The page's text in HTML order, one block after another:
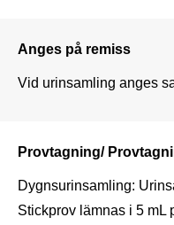
Anges på remiss
Vid urinsamling anges
Provtagning/
Dygnsurinsamling:
Stickprov lämnas i 5 mL